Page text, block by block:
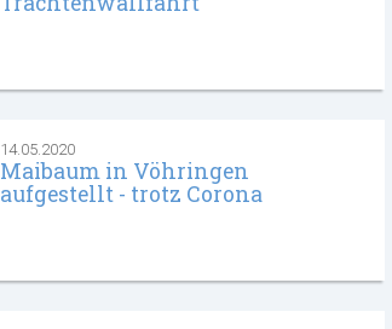
14.05.2020
Maibaum in Vöhringen
aufgestellt - trotz Corona